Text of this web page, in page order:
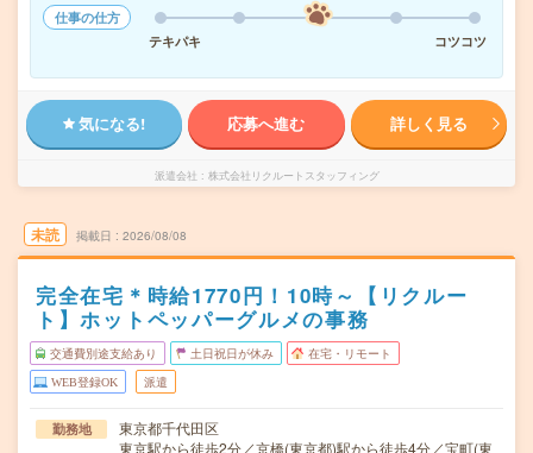
仕事の仕方
テキパキ
コツコツ
気になる! 応募へ進む 詳しく見る
派遣会社 株式会社リクルートスタッフィング
未読 掲載日 2026/08/08
完全在宅＊時給1770円！10時～【リクルー
ト】ホットペッパーグルメの事務
交通費別途支給あり 土日祝日が休み 在宅・リモート
WEB登録OK 派遣
勤務地
東京都千代田区
東京駅から徒歩2分／京橋(東京都)駅から徒歩4分／宝町(東